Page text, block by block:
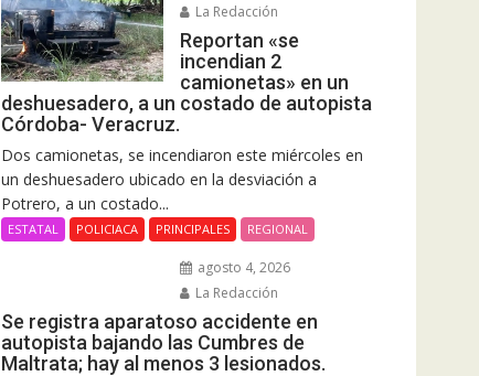
La Redacción
Reportan «se
incendian 2
camionetas» en un
deshuesadero, a un costado de autopista
Córdoba- Veracruz.
Dos camionetas, se incendiaron este miércoles en
un deshuesadero ubicado en la desviación a
Potrero, a un costado...
ESTATAL POLICIACA PRINCIPALES REGIONAL
agosto 4, 2026
La Redacción
Se registra aparatoso accidente en
autopista bajando las Cumbres de
Maltrata; hay al menos 3 lesionados.